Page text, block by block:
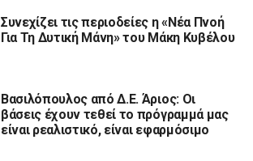
Συνεχίζει τις περιοδείες η «Νέα Πνοή
Για Τη Δυτική Μάνη» του Μάκη Κυβέλου
Βασιλόπουλος από Δ.Ε. Άριος: Οι
βάσεις έχουν τεθεί το πρόγραμμά μας
είναι ρεαλιστικό, είναι εφαρμόσιμο